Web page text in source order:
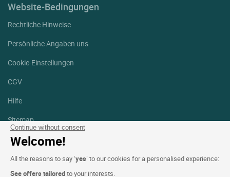
Continue without consent
Welcome!
All the reasons to say ‘yes’ to our cookies for a personalised experience:
See offers tailoredto your interests.
Website-Bedingungen
Rechtliche Hinweise
Persönliche Angaben uns
Cookie-Einstellungen
CGV
Hilfe
Sitemap
Fotodanksagungen
Folgen Sie uns
Facebook